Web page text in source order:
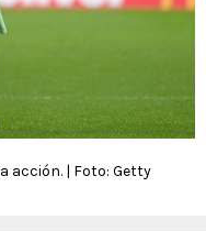
acción. | Foto: Getty